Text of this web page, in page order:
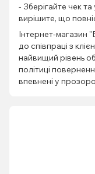
- Зберігайте чек
вирішите, що
Інтернет-магазин
до співпраці з
найвищий рівень
політиці
впевнені у